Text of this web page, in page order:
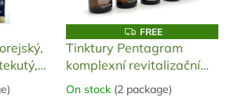
g
F
R
E
E
FREE
Tinktury Pentagram
komplexní revitalizační
kůra DS, 120 ml
The
On stock (2 package)